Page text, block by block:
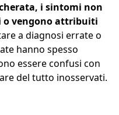
i sintomi non
o vengono attribuiti
a diagnosi errate o
hanno spesso
essere confusi con
del tutto inosservati.